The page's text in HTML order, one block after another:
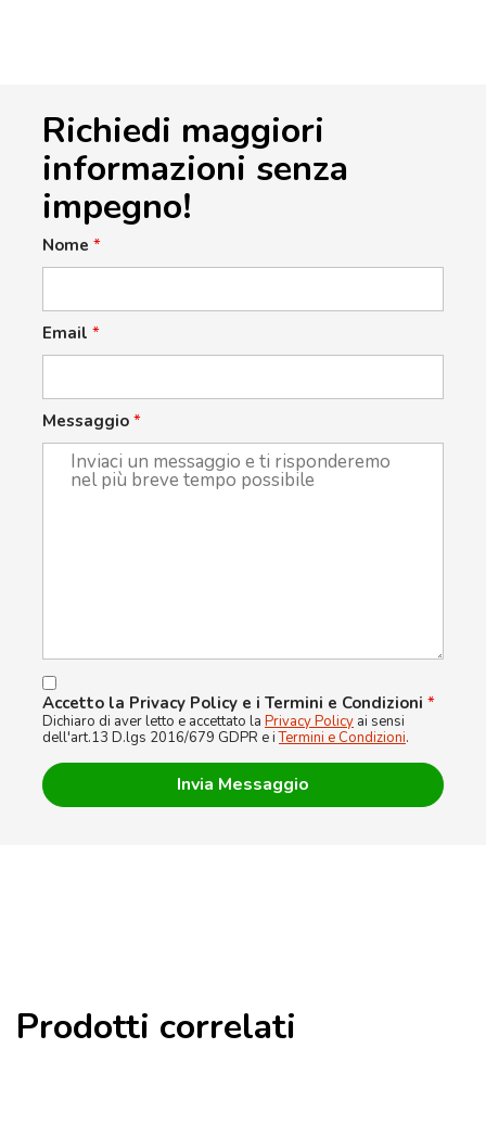
Richiedi maggiori
informazioni senza
impegno!
Nome *
Email *
Messaggio *
Accetto la Privacy Policy e i Termini e Condizioni *
Dichiaro di aver letto e accettato la Privacy Policy ai sensi
dell'art.13 D.lgs 2016/679 GDPR e iTermini e Condizioni.
Prodotti correlati